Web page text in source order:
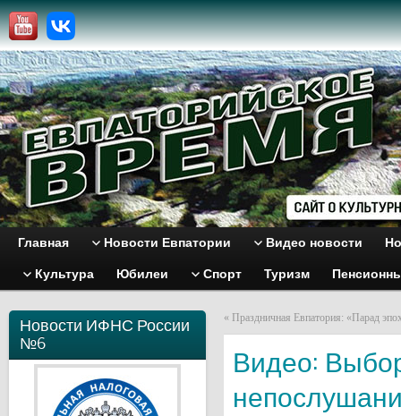
Главная Новости Евпатории Видео новости
Культура Юбилеи Спорт Туризм
Новости ИФНС России
№6
« Праздничная Евпатория: «Парад
Видео: